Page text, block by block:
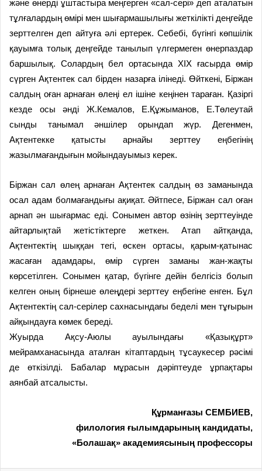
және өнерді ұштас­тыра меңгерген «сал-сері» деп аталатын
тұлғалардың өмірі мен шығармашылығы жеткілікті деңгейде
зерттелген деп айтуға әлі ертерек. Себебі, бүгінгі көпшілік
қауымға толық деңгейде танылып үлгермеген өнерпаздар
баршылық. Солардың бел ортасында XIX ғасырда өмір
сүрген Ақтентек сал бірден назарға ілінеді. Өйткені, Біржан
салдың оған арнаған өлеңі ел ішіне кеңінен тараған. Қазіргі
кезде осы әнді Ж.Кемалов, Е.Құжыманов, E.Төлеутай
сынды танымал әншілер орындап жүр. Дегенмен,
Ақтентекке қатысты арнайы зерттеу еңбегінің
жазылмағандығын мойындауымыз керек.
Біржан сал өлең арнаған Ақтентек салдың өз заманында
осал адам болмағандығы ақиқат. Әйтпесе, Біржан сал оған
арнап ән шығармас еді. Сонымен автор өзінің зерттеуінде
айтарлықтай жетістіктерге жеткен. Атап айтқанда,
Ақтентектің шыққан тегі, өскен ортасы, қарым-қатынас
жасаған адамдары, өмір сүрген заманы жан-жақты
көрсетілген. Сонымен қатар, бүгінге дейін белгісіз болып
келген оның бірнеше өлеңдері зерттеу еңбегіне енген. Бұл
Ақтентектің сал-серілер сахнасындағы беделі мен тұғырын
айқындауға көмек береді.
Жуырда Ақсу-Аюлы ауылындағы «Қазықұрт»
мейрамханасында аталған кітаптардың тұсаукесер рәсімі
де өткізілді. Бабалар мұрасын дәріптеуде ұрпақтары
аянбай атсалысты.
Құрманғазы СЕМБИЕВ,
филология ғылымдарының кандидаты,
«Болашақ» академиясының профессоры